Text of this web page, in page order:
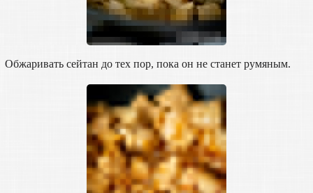
Обжаривать сейтан до тех пор, пока он не станет румяным.